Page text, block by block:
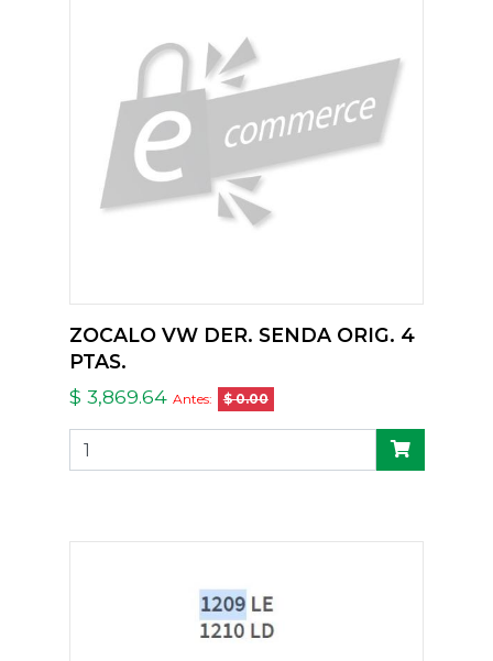
ZOCALO VW DER. SENDA ORIG. 4
PTAS.
$ 3,869.64 Antes: $ 0.00